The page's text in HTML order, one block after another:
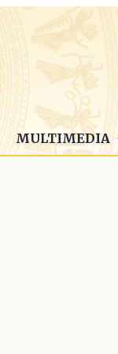
MULTIMEDIA